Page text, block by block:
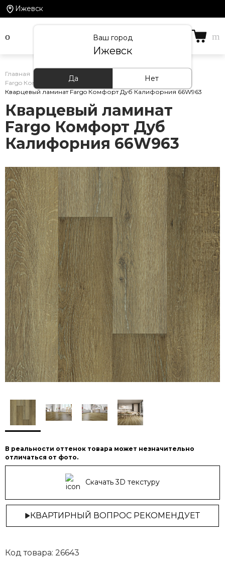
Ижевск
Ваш город
Ижевск
Да Нет
Главная Каталог товаров Кварцевый ламинат
Fargo Комфорт
Кварцевый ламинат Fargo Комфорт Дуб Калифорния 66W963
Кварцевый ламинат
Fargo Комфорт Дуб
Калифорния 66W963
В реальности оттенок товара может незначительно
отличаться от фото.
Скачать 3D текстуру
КВАРТИРНЫЙ ВОПРОС РЕКОМЕНДУЕТ
Код товара: 26643